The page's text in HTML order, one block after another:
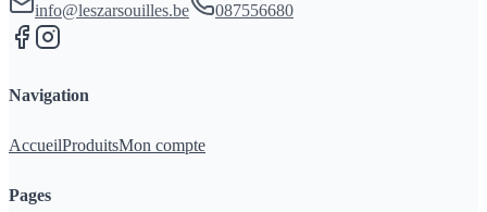
info@leszarsouilles.be 087556680
Navigation
AccueilProduitsMon compte
Pages